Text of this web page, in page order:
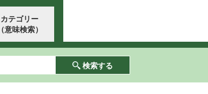
カテゴリー
（意味検索）
検索する